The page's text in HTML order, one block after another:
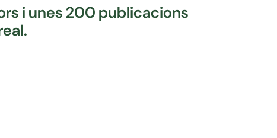
i unes 200 publicacions